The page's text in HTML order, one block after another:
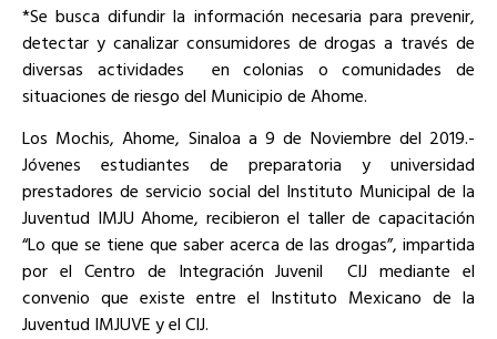
*Se busca difundir la información necesaria para prevenir,
detectar y canalizar consumidores de drogas a través de
diversas actividades
en colonias o comunidades de
situaciones de riesgo del Municipio de Ahome.
Los Mochis, Ahome, Sinaloa a 9 de Noviembre del 2019.-
Jóvenes estudiantes de preparatoria y universidad
prestadores de servicio social del Instituto Municipal de la
Juventud IMJU Ahome, recibieron el taller de capacitación
“Lo que se tiene que saber acerca de las drogas”, impartida
por el Centro de Integración Juvenil
CIJ mediante el
convenio que existe entre el Instituto Mexicano de la
Juventud IMJUVE y el CIJ.